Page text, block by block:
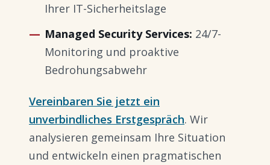
Ihrer IT-Sicherheitslage
Managed Security Services: 24/7-
Monitoring und proaktive
Bedrohungsabwehr
Vereinbaren Sie jetzt ein
unverbindliches Erstgespräch. Wir
analysieren gemeinsam Ihre Situation
und entwickeln einen pragmatischen